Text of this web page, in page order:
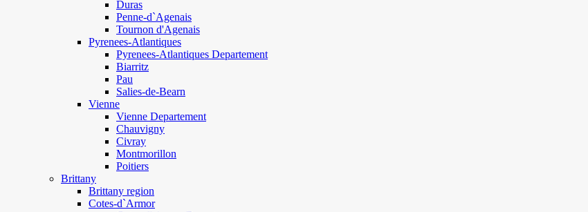
Duras
Penne-d`Agenais
Tournon d'Agenais
Pyrenees-Atlantiques
Pyrenees-Atlantiques Departement
Biarritz
Pau
Salies-de-Bearn
Vienne
Vienne Departement
Chauvigny
Civray
Montmorillon
Poitiers
Brittany
Brittany region
Cotes-d`Armor